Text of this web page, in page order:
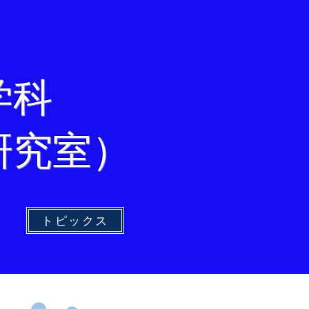
科
室）
トピックス